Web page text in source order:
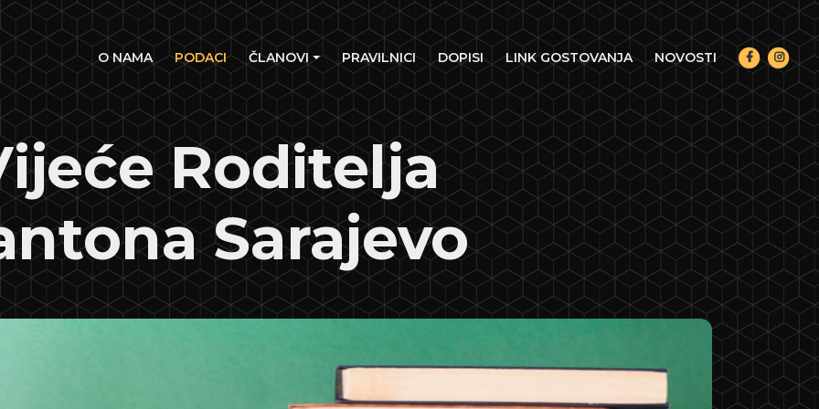
O NAMA(current)
PODACI ČLANOVI PRAVILNICI DOPISI LINK GOSTOVANJA NOVOSTI
Roditelja
Sarajevo